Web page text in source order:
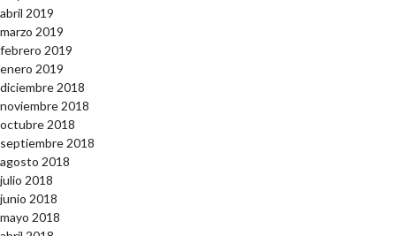
abril 2019
marzo 2019
febrero 2019
enero 2019
diciembre 2018
noviembre 2018
octubre 2018
septiembre 2018
agosto 2018
julio 2018
junio 2018
mayo 2018